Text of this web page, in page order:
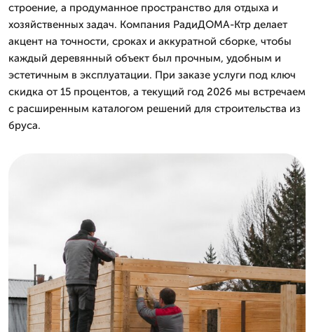
строение, а продуманное пространство для отдыха и
хозяйственных задач. Компания РадиДОМА-Ктр делает
акцент на точности, сроках и аккуратной сборке, чтобы
каждый деревянный объект был прочным, удобным и
эстетичным в эксплуатации. При заказе услуги под ключ
скидка от 15 процентов, а текущий год 2026 мы встречаем
с расширенным каталогом решений для строительства из
бруса.